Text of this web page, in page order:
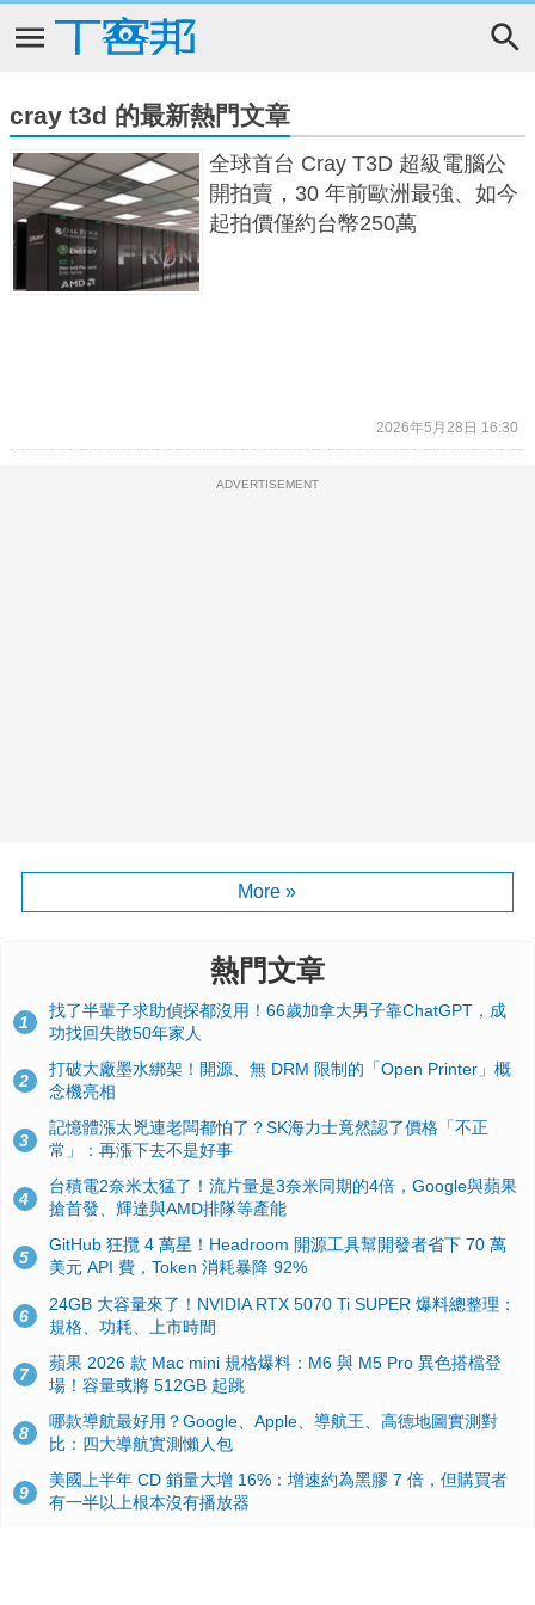
cray t3d 的最新熱門文章
全球首台 Cray T3D 超級電腦公
開拍賣，30 年前歐洲最強、如今
起拍價僅約台幣250萬
2026年5月28日 16:30
ADVERTISEMENT
More »
熱門文章
1
找了半輩子求助偵探都沒用！66歲加拿大男子靠ChatGPT，成
功找回失散50年家人
2
打破大廠墨水綁架！開源、無 DRM 限制的「Open Printer」概
念機亮相
3
記憶體漲太兇連老闆都怕了？SK海力士竟然認了價格「不正
常」：再漲下去不是好事
4
台積電2奈米太猛了！流片量是3奈米同期的4倍，Google與蘋果
搶首發、輝達與AMD排隊等產能
5
GitHub 狂攬 4 萬星！Headroom 開源工具幫開發者省下 70 萬
美元 API 費，Token 消耗暴降 92%
6
24GB 大容量來了！NVIDIA RTX 5070 Ti SUPER 爆料總整理：
規格、功耗、上市時間
7
蘋果 2026 款 Mac mini 規格爆料：M6 與 M5 Pro 異色搭檔登
場！容量或將 512GB 起跳
8
哪款導航最好用？Google、Apple、導航王、高德地圖實測對
比：四大導航實測懶人包
9
美國上半年 CD 銷量大增 16%：增速約為黑膠 7 倍，但購買者
有一半以上根本沒有播放器